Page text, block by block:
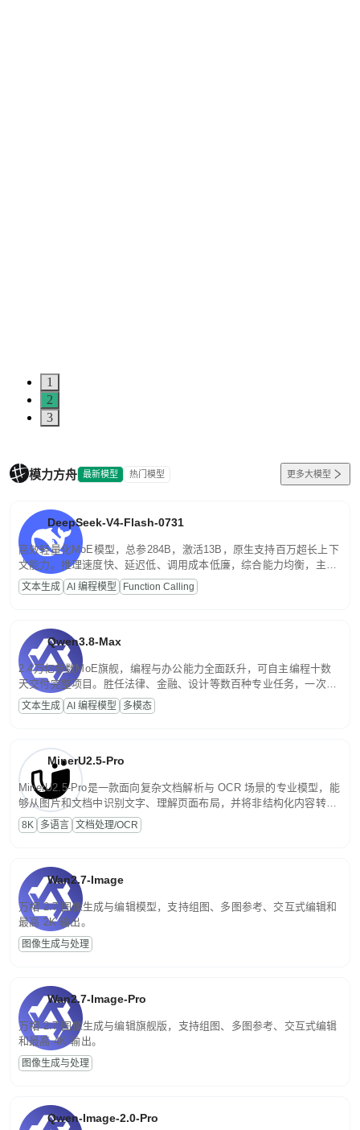
1
2
3
模力方舟 最新模型 热门模型 更多大模型
DeepSeek-V4-Flash-0731
高效轻量化MoE模型，总参284B，激活13B，原生支持百万超长上下
文能力。推理速度快、延迟低、调用成本低廉，综合能力均衡，主打
高并发、轻量化任务，适合日常对话、内容创作、基础 RAG、批量
文案处理等普惠刚需场景。
文本生成 AI 编程模型 Function Calling
Qwen3.8-Max
2.4万亿参数MoE旗舰，编程与办公能力全面跃升，可自主编程十数
天交付完整项目。胜任法律、金融、设计等数百种专业任务，一次对
话端到端交付生产级成果。原生视觉理解贯穿规划、执行与验证全流
程，支持超长文档与长视频的深度语义解析。长程任务中自主规划与
文本生成 AI 编程模型 多模态
MinerU2.5-Pro
MinerU2.5-Pro是一款面向复杂文档解析与 OCR 场景的专业模型，能
够从图片和文档中识别文字、理解页面布局，并将非结构化内容转换
为便于存储、检索和二次处理的结构化结果。
8K 多语言 文档处理/OCR
Wan2.7-Image
万相 2.7 图像生成与编辑模型，支持组图、多图参考、交互式编辑和
最高 2K 输出。
图像生成与处理
Wan2.7-Image-Pro
万相 2.7 图像生成与编辑旗舰版，支持组图、多图参考、交互式编辑
和最高 4K 输出。
图像生成与处理
Qwen-Image-2.0-Pro